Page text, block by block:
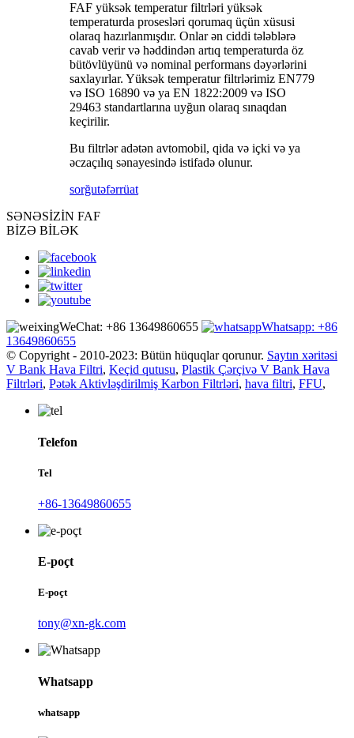
FAF yüksək temperatur filtrləri yüksək
temperaturda prosesləri qorumaq üçün xüsusi
olaraq hazırlanmışdır. Onlar ən ciddi tələblərə
cavab verir və həddindən artıq temperaturda öz
bütövlüyünü və nominal performans dəyərlərini
saxlayırlar. Yüksək temperatur filtrlərimiz EN779
və ISO 16890 və ya EN 1822:2009 və ISO
29463 standartlarına uyğun olaraq sınaqdan
keçirilir.
Bu filtrlər adətən avtomobil, qida və içki və ya
əczaçılıq sənayesində istifadə olunur.
sorğutəfərrüat
SƏNƏSİZİN FAF
BİZƏ BİLƏK
WeChat: +86 13649860655
Whatsapp: +86
13649860655
© Copyright - 2010-2023: Bütün hüquqlar qorunur. Saytın xəritəsi
V Bank Hava Filtri, Keçid qutusu, Plastik Çərçivə V Bank Hava
Filtrləri, Pətək Aktivləşdirilmiş Karbon Filtrləri, hava filtri, FFU,
Telefon
Tel
+86-13649860655
E-poçt
E-poçt
tony@xn-gk.com
Whatsapp
whatsapp